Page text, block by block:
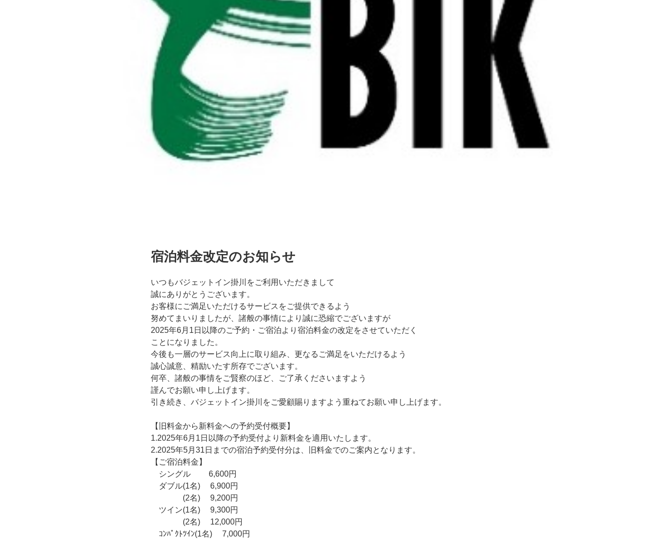
宿泊料金改定のお知らせ
いつもバジェットイン掛川をご利用いただきまして
誠にありがとうございます。
お客様にご満足いただけるサービスをご提供できるよう
努めてまいりましたが、諸般の事情により誠に恐縮でございますが
2025年6月1日以降のご予約・ご宿泊より宿泊料金の改定をさせていただく
ことになりました。
今後も一層のサービス向上に取り組み、更なるご満足をいただけるよう
誠心誠意、精励いたす所存でございます。
何卒、諸般の事情をご賢察のほど、ご了承くださいますよう
謹んでお願い申し上げます。
引き続き、バジェットイン掛川をご愛顧賜りますよう重ねてお願い申し上げます。
【旧料金から新料金への予約受付概要】
1.2025年6月1日以降の予約受付より新料金を適用いたします。
2.2025年5月31日までの宿泊予約受付分は、旧料金でのご案内となります。
【ご宿泊料金】
シングル 6,600円
ダブル(1名) 6,900円
(2名) 9,200円
ツイン(1名) 9,300円
(2名) 12,000円
ｺﾝﾊﾟｸﾄﾂｲﾝ(1名) 7,000円